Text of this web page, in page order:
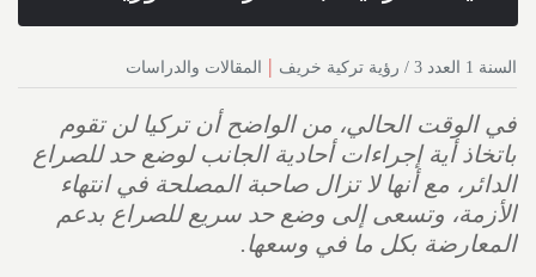
السنة 1 العدد 3 / رؤية تركية خريف | المقالات والدراسات
في الوقت الحالي، من الواضح أن تركيا لن تقوم
باتخاذ أية إجراءات أحادية الجانب لوضع حد للصراع
الدائر، مع أنها لا تزال صاحبة المصلحة في انتهاء
الأزمة، وتسعى إلى وضع حد سريع للصراع بدعم
المعارضة بكل ما في وسعها.